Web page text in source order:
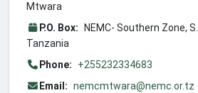
Mtwara
P.O. Box:
NEMC- Southern Zone,
Tanzania
Phone:
+255232334683
Email: nemcmtwara@nemc.or.tz